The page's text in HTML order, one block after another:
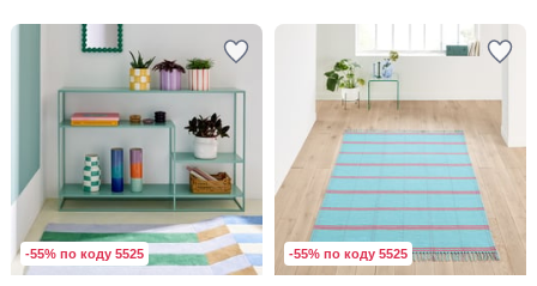
-55% по коду 5525 -55% по коду 5525